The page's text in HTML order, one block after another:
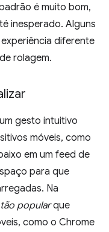
é muito bom,
inesperado. Alguns
diferente
rolagem.
gesto intuitivo
móveis, como
em um feed de
para que
Na
tão popularque
como o Chrome